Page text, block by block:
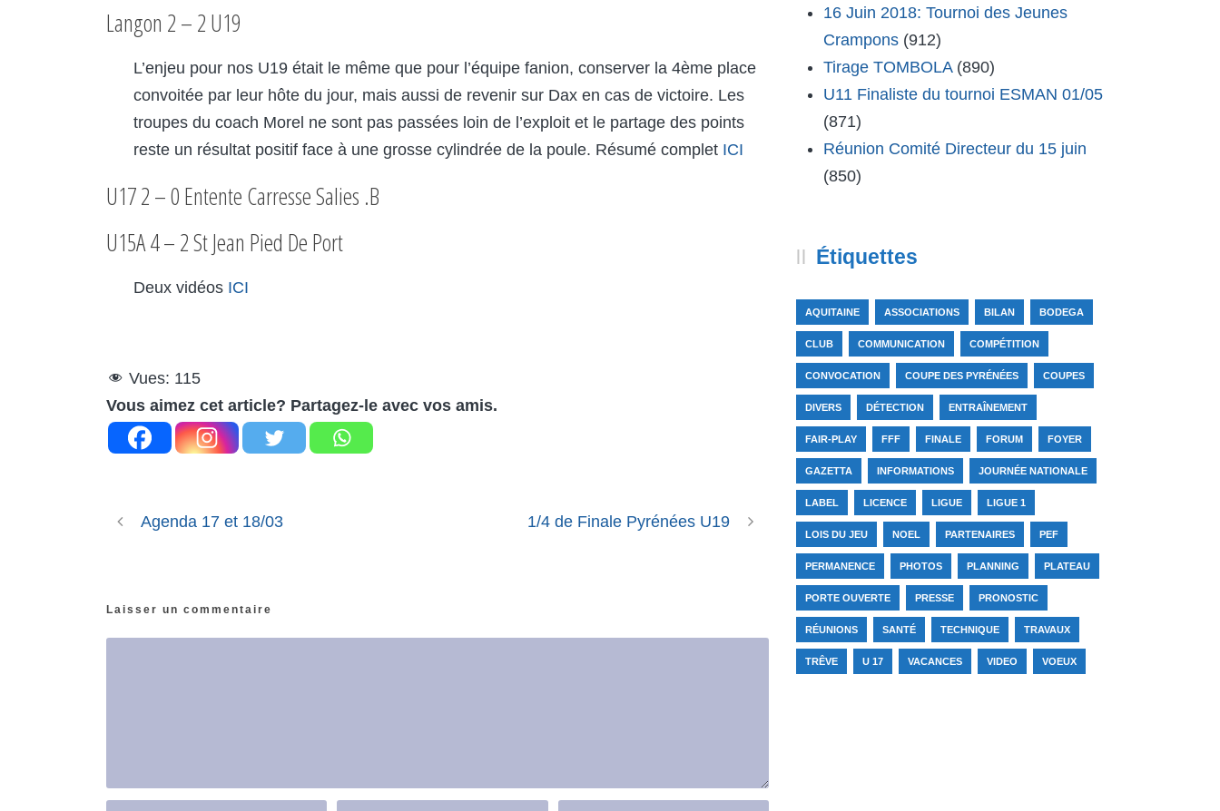
Langon 2 – 2 U19
L’enjeu pour nos U19 était le même que pour l’équipe fanion, conserver la 4ème place
convoitée par leur hôte du jour, mais aussi de revenir sur Dax en cas de victoire. Les
troupes du coach Morel ne sont pas passées loin de l’exploit et le partage des points
reste un résultat positif face à une grosse cylindrée de la poule. Résumé complet ICI
U17 2 – 0 Entente Carresse Salies .B
U15A 4 – 2 St Jean Pied De Port
Deux vidéos ICI
Vues: 115
Vous aimez cet article? Partagez-le avec vos amis.
Agenda 17 et 18/03 1/4 de Finale Pyrénées U19
Laisser un commentaire
16 Juin 2018: Tournoi des Jeunes
Crampons (912)
Tirage TOMBOLA (890)
U11 Finaliste du tournoi ESMAN 01/05
(871)
Réunion Comité Directeur du 15 juin
(850)
Étiquettes
AQUITAINE ASSOCIATIONS BILAN BODEGA
CLUB COMMUNICATION COMPÉTITION
CONVOCATION COUPE DES PYRÉNÉES COUPES
DIVERS DÉTECTION ENTRAÎNEMENT
FAIR-PLAY FFF FINALE FORUM FOYER
GAZETTA INFORMATIONS JOURNÉE NATIONALE
LABEL LICENCE LIGUE LIGUE 1
LOIS DU JEU NOEL PARTENAIRES PEF
PERMANENCE PHOTOS PLANNING PLATEAU
PORTE OUVERTE PRESSE PRONOSTIC
RÉUNIONS SANTÉ TECHNIQUE TRAVAUX
TRÊVE U 17 VACANCES VIDEO VOEUX